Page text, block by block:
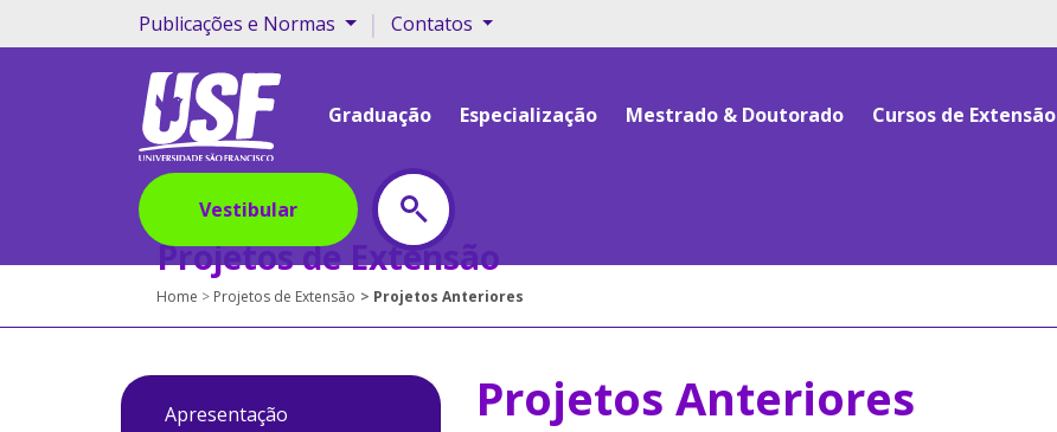
Publicações e Normas | Contatos
Graduação Especialização Mestrado & Doutorado Cursos de Extensão
Vestibular
Projetos de Extensão
Home Projetos de Extensão Projetos Anteriores
Apresentação Projetos Anteriores